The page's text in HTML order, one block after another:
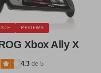
REVIEWS
Xbox Ally X
4.3 de 5